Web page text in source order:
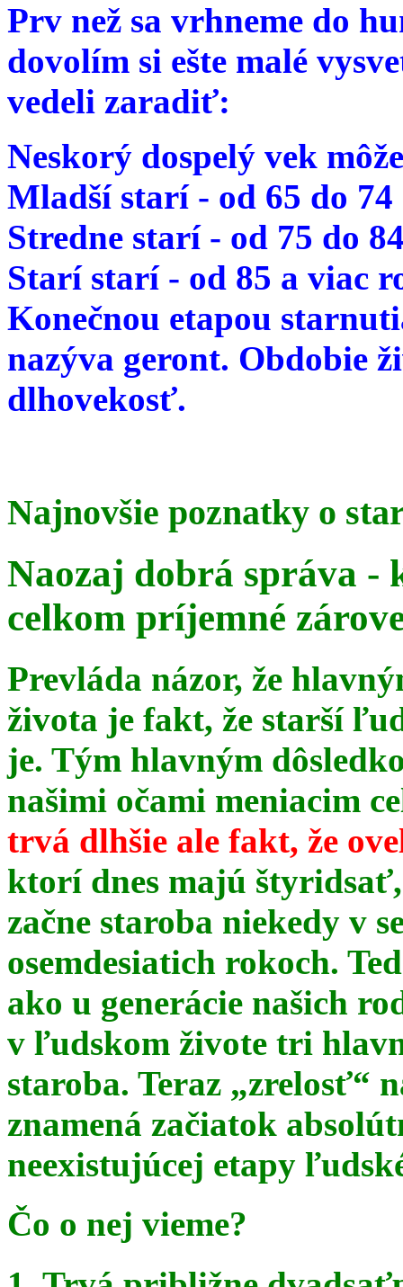
Prv než sa vrhneme do
dovolím si ešte malé
vedeli zaradiť:
Neskorý dospelý vek
Mladší starí - od 65 do
Stredne starí - od 75 do
Starí starí - od 85 a viac
Konečnou etapou
nazýva geront. Obdobie
dlhovekosť.
Najnovšie poznatky o
Naozaj dobrá správa -
celkom príjemné
Prevláda názor, že
života je fakt, že starší
je. Tým hlavným
našimi očami meniacim
trvá dlhšie ale fakt, že
ktorí dnes majú
začne staroba niekedy v
osemdesiatich rokoch.
ako u generácie našich
v ľudskom živote tri
staroba. Teraz „zrelosť“
znamená začiatok
neexistujúcej etapy
Čo o nej vieme?